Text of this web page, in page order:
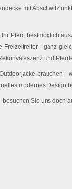
mit
Pferd bestmöglich
- ganz
und
brauchen
modernes Design
Sie uns doch